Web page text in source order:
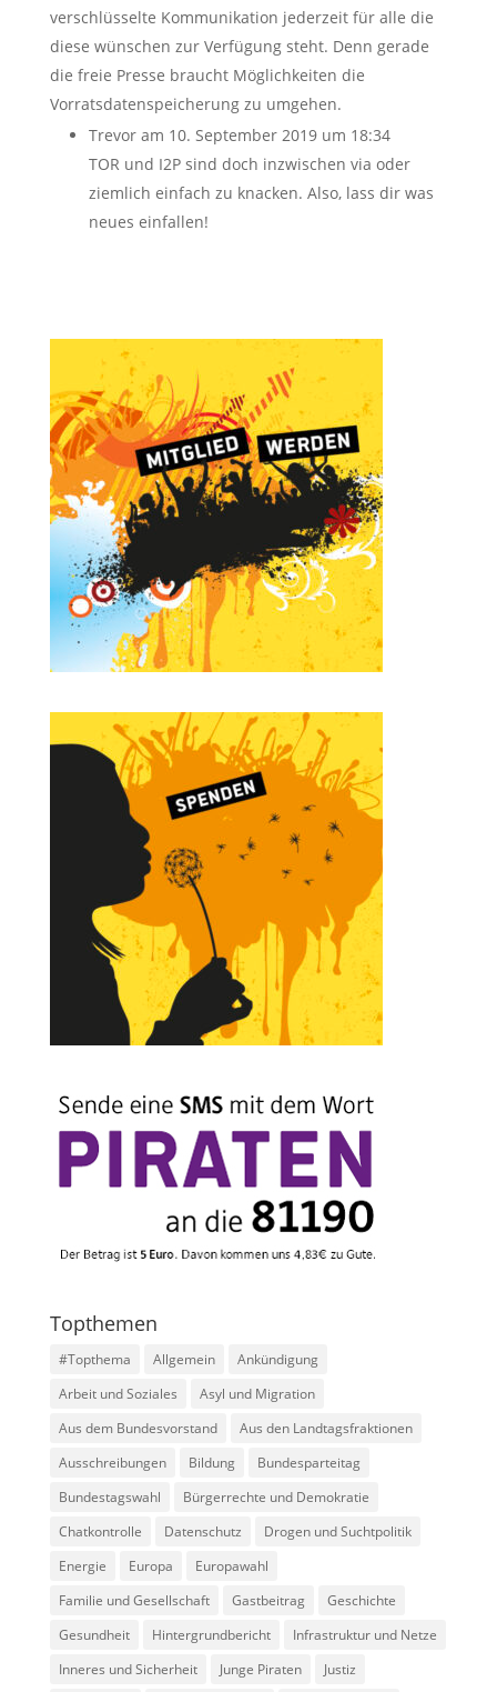
verschlüsselte Kommunikation jederzeit für alle die
diese wünschen zur Verfügung steht. Denn gerade
die freie Presse braucht Möglichkeiten die
Vorratsdatenspeicherung zu umgehen.
Trevor am 10. September 2019 um 18:34
TOR und I2P sind doch inzwischen via oder
ziemlich einfach zu knacken. Also, lass dir was
neues einfallen!
Topthemen
#Topthema Allgemein
Ankündigung
Arbeit und Soziales
Asyl und Migration
Aus dem Bundesvorstand
Aus den Landtagsfraktionen
Ausschreibungen
Bildung
Bundesparteitag
Bundestagswahl
Bürgerrechte und Demokratie
Chatkontrolle
Datenschutz
Drogen und Suchtpolitik
Energie
Europa
Europawahl
Familie und Gesellschaft
Gastbeitrag
Geschichte
Gesundheit
Hintergrundbericht
Infrastruktur und Netze
Inneres und Sicherheit
Junge Piraten
Justiz